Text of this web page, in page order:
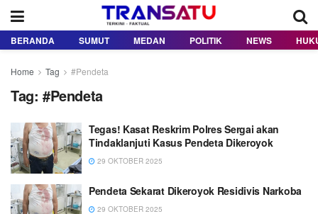
BERANDA SUMUT MEDAN POLITIK NEWS
Home Tag #Pendeta
Tag: #Pendeta
Tegas! Kasat Reskrim Polres Sergai akan
Tindaklanjuti Kasus Pendeta Dikeroyok
29 OKTOBER 2025
Pendeta Sekarat Dikeroyok Residivis Narkoba
29 OKTOBER 2025